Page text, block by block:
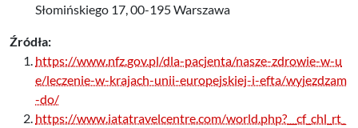
Słomińskiego 17, 00-195 Warszawa
Źródła:
https://www.nfz.gov.pl/dla-pacjenta/nasze-zdrowie-w-u
e/leczenie-w-krajach-unii-europejskiej-i-efta/wyjezdzam
-do/
https://www.iatatravelcentre.com/world.php?__cf_chl_rt_